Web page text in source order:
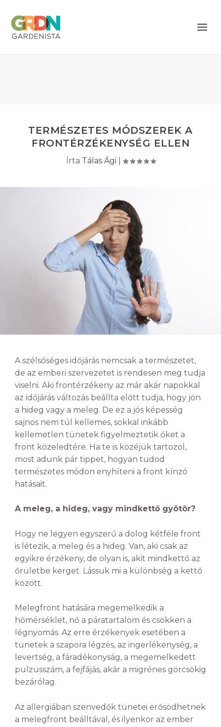
TERMÉSZETES MÓDSZEREK A
FRONTÉRZÉKENYSÉG ELLEN
Írta Tálas Ági
A szélsőséges időjárás nemcsak a természetet,
de az emberi szervezetet is rendesen meg tudja
viselni. Aki frontérzékeny az már akár napokkal
az időjárás változás beállta előtt tudja, hogy jön
a hideg vagy a meleg. De ez a jós képesség
sajnos nem túl kellemes, sokkal inkább
kellemetlen tünetek figyelmeztetik őket a
front közeledtére. Ha te is közéjük tartozol,
most adunk pár tippet, hogyan tudod
természetes módon enyhíteni a front kínzó
hatásait.
A meleg, a hideg, vagy mindkettő gyötör?
Hogy ne legyen egyszerű a dolog kétféle front
is létezik, a meleg és a hideg. Van, aki csak az
egyikre érzékeny, de olyan is, akit mindkettő az
őrületbe kerget. Lássuk mi a különbség a kettő
között.
Melegfront hatására megemelkedik a
hőmérséklet, nő a páratartalom és csökken a
légnyomás. Az erre érzékenyek esetében a
tünetek a szapora légzés, az ingerlékenység, a
levertség, a fáradékonyság, a megemelkedett
pulzusszám, a fejfájás, akár a migrénes görcsökig
bezárólag.
Az allergiában szenvedők tünetei erősödhetnek
a melegfront beálltával, és ilyenkor az ember